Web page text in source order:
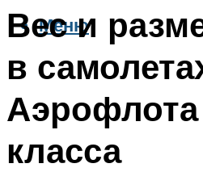
Меню
Вес и
в
класса